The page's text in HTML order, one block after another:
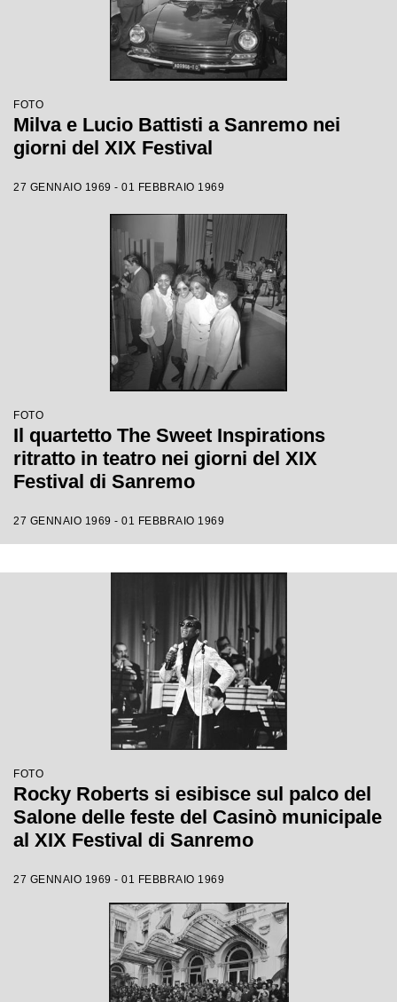
FOTO
Milva e Lucio Battisti a Sanremo nei
giorni del XIX Festival
27 GENNAIO 1969 - 01 FEBBRAIO 1969
FOTO
Il quartetto The Sweet Inspirations
ritratto in teatro nei giorni del XIX
Festival di Sanremo
27 GENNAIO 1969 - 01 FEBBRAIO 1969
FOTO
Rocky Roberts si esibisce sul palco del
Salone delle feste del Casinò municipale
al XIX Festival di Sanremo
27 GENNAIO 1969 - 01 FEBBRAIO 1969